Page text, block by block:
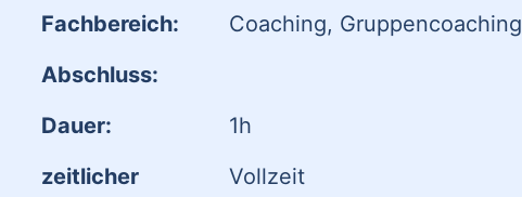
Fach­bereich:
Coaching, Gruppencoaching
Abschluss:
Dauer:
1h
zeitlicher
Vollzeit